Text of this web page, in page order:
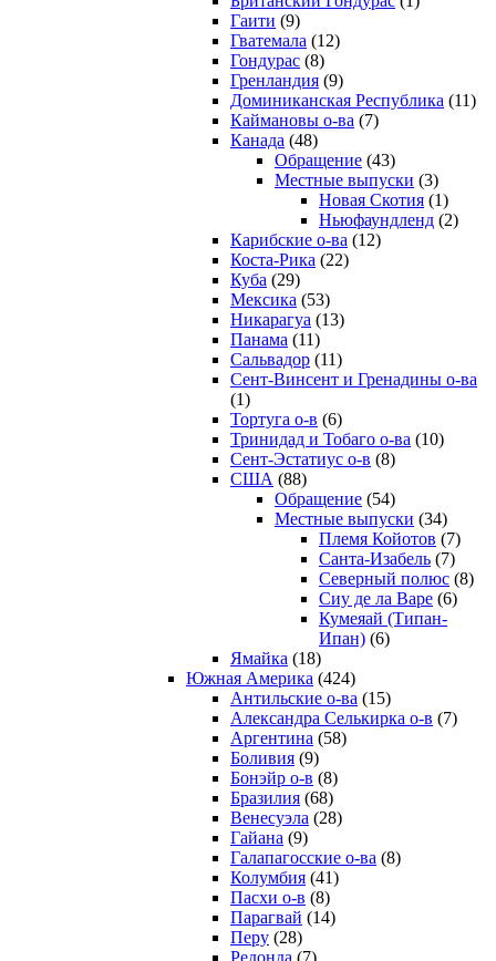
Гаити (9)
Гватемала (12)
Гондурас (8)
Гренландия (9)
Доминиканская Республика (11)
Каймановы о-ва (7)
Канада (48)
Обращение (43)
Местные выпуски (3)
Новая Скотия (1)
Ньюфаундленд (2)
Карибские о-ва (12)
Коста-Рика (22)
Куба (29)
Мексика (53)
Никарагуа (13)
Панама (11)
Сальвадор (11)
Сент-Винсент и Гренадины о-ва
(1)
Тортуга о-в (6)
Тринидад и Тобаго о-ва (10)
Сент-Эстатиус о-в (8)
США (88)
Обращение (54)
Местные выпуски (34)
Племя Койотов (7)
Санта-Изабель (7)
Северный полюс (8)
Сиу де ла Варе (6)
Кумеяай (Типан-
Ипан) (6)
Ямайка (18)
Южная Америка (424)
Антильские о-ва (15)
Александра Селькирка о-в (7)
Аргентина (58)
Боливия (9)
Бонэйр о-в (8)
Бразилия (68)
Венесуэла (28)
Гайана (9)
Галапагосские о-ва (8)
Колумбия (41)
Пасхи о-в (8)
Парагвай (14)
Перу (28)
Редонда (7)